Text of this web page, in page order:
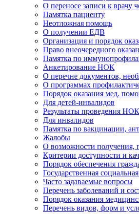
О переносе записи к врачу
Памятка пациенту
Неотложная помощь
О получении ЕДВ
Организация и порядок
Право внеочередного
Памятка по
Анкетирование НОК
О перечне документов,
О программах
Порядок оказания мед.
Для детей-инвалидов
Результаты проведения НОК
Для инвалидов
Памятка по вакцинации,
Жалобы
О возможности получения,
Критерии доступности и
Порядок обеспечения
Государственная
Часто задаваемые вопросы
Перечень заболеваний и
Порядок оказания
Перечень видов, форм и